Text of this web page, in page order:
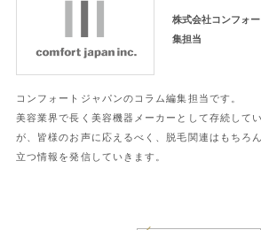
株式会社コンフォ
集担当
コンフォートジャパンのコラム編集担当です。
美容業界で長く美容機器メーカーとして存続して
が、皆様のお声に応えるべく、脱毛関連はもちろ
立つ情報を発信していきます。